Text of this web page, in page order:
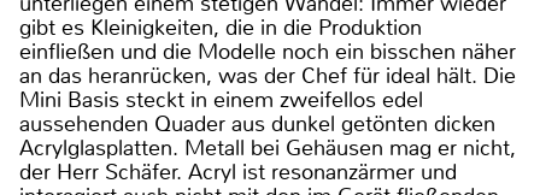
gibt es Kleinigkeiten, die in die Produktion
einfließen und die Modelle noch ein bisschen näher
an das heranrücken, was der Chef für ideal hält. Die
Mini Basis steckt in einem zweifellos edel
aussehenden Quader aus dunkel getönten dicken
Acrylglasplatten. Metall bei Gehäusen mag er nicht,
der Herr Schäfer. Acryl ist resonanzärmer und